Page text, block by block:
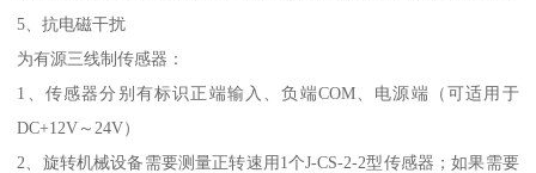
5、抗电磁干扰
为有源三线制传感器：
1、传感器分别有标识正端输入、负端COM、电源端（可适用于
DC+12V～24V）
2、旋转机械设备需要测量正转速用1个J-CS-2-2型传感器；如果需要